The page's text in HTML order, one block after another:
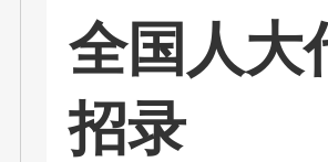
全国人大
招录